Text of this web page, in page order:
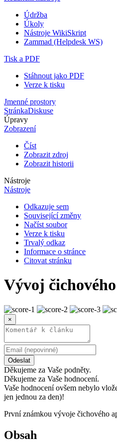
Údržba
Úkoly
Nástroje WikiSkript
Zammad (Helpdesk WS)
Tisk a PDF
Stáhnout jako PDF
Verze k tisku
Jmenné prostory
StránkaDiskuse
Úpravy
Zobrazení
Číst
Zobrazit zdroj
Zobrazit historii
Nástroje
Nástroje
Odkazuje sem
Související změny
Načíst soubor
Verze k tisku
Trvalý odkaz
Informace o stránce
Citovat stránku
Vývoj
×
Odeslat
Děkujeme za Vaše podněty.
Děkujeme za Vaše hodnocení.
Vaše hodnocení ovšem nebylo
jen jednou za den)!
První známkou vývoje čichového
Obsah